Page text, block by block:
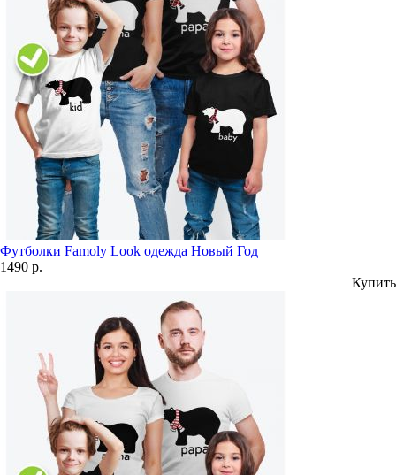
Футболки Famoly Look одежда Новый Год
1490 р.
Купить